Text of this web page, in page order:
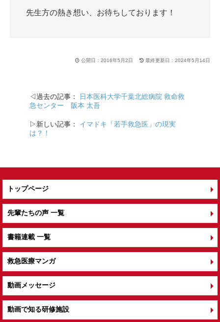
先生方の熱き想い、お待ちしております！
公開日：2016年5月2日 最終更新日：2024年5月14日
◁過去の記事：
日本医科大学千葉北総病院 救命救
急センター 阪本 太吾
▷新しい記事： イマドキ「若手救急医」の現実
は？！
トップページ
先輩たちの声 一覧
書籍連載 一覧
救急医療マンガ
動画メッセージ
動画で知る研修施設